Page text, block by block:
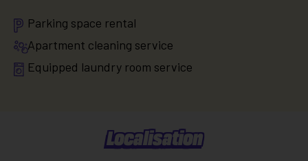
Parking space rental
Apartment cleaning service
Equipped laundry room service
Localisation